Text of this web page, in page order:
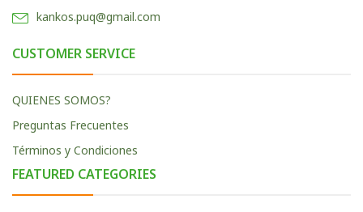
kankos.puq@gmail.com
CUSTOMER SERVICE
QUIENES SOMOS?
Preguntas Frecuentes
Términos y Condiciones
FEATURED CATEGORIES